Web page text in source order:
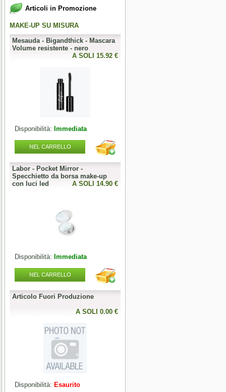
Articoli in Promozione
MAKE-UP SU MISURA
Mesauda - Bigandthick - Mascara
Volume resistente - nero
A SOLI 15.92 €
Disponibilità: Immediata
NEL CARRELLO
Labor - Pocket Mirror -
Specchietto da borsa make-up
con luci led
A SOLI 14.90 €
Disponibilità: Immediata
NEL CARRELLO
Articolo Fuori Produzione
A SOLI 0.00 €
Disponibilità: Esaurito